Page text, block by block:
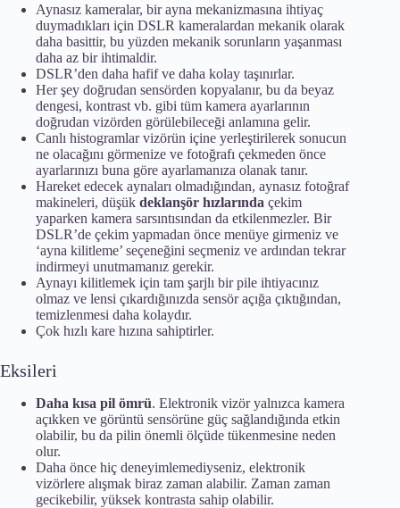
Aynasız kameralar, bir ayna mekanizmasına ihtiyaç
duymadıkları için DSLR kameralardan mekanik olarak
daha basittir, bu yüzden mekanik sorunların yaşanması
daha az bir ihtimaldir.
DSLR’den daha hafif ve daha kolay taşınırlar.
Her şey doğrudan sensörden kopyalanır, bu da beyaz
dengesi, kontrast vb. gibi tüm kamera ayarlarının
doğrudan vizörden görülebileceği anlamına gelir.
Canlı histogramlar vizörün içine yerleştirilerek sonucun
ne olacağını görmenize ve fotoğrafı çekmeden önce
ayarlarınızı buna göre ayarlamanıza olanak tanır.
Hareket edecek aynaları olmadığından, aynasız fotoğraf
makineleri, düşük deklanşör hızlarında çekim
yaparken kamera sarsıntısından da etkilenmezler. Bir
DSLR’de çekim yapmadan önce menüye girmeniz ve
‘ayna kilitleme’ seçeneğini seçmeniz ve ardından tekrar
indirmeyi unutmamanız gerekir.
Aynayı kilitlemek için tam şarjlı bir pile ihtiyacınız
olmaz ve lensi çıkardığınızda sensör açığa çıktığından,
temizlenmesi daha kolaydır.
Çok hızlı kare hızına sahiptirler.
Eksileri
Daha kısa pil ömrü. Elektronik vizör yalnızca kamera
açıkken ve görüntü sensörüne güç sağlandığında etkin
olabilir, bu da pilin önemli ölçüde tükenmesine neden
olur.
Daha önce hiç deneyimlemediyseniz, elektronik
vizörlere alışmak biraz zaman alabilir. Zaman zaman
gecikebilir, yüksek kontrasta sahip olabilir.